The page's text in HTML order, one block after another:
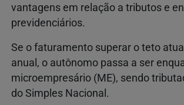
vantagens em relação a tributos e
previdenciários.
Se o faturamento superar o teto
anual, o autônomo passa a ser
microempresário (ME), sendo
do Simples Nacional.